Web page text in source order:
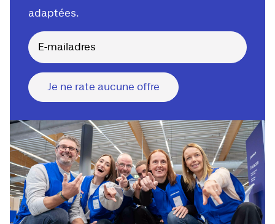
adaptées.
Je ne rate aucune offre